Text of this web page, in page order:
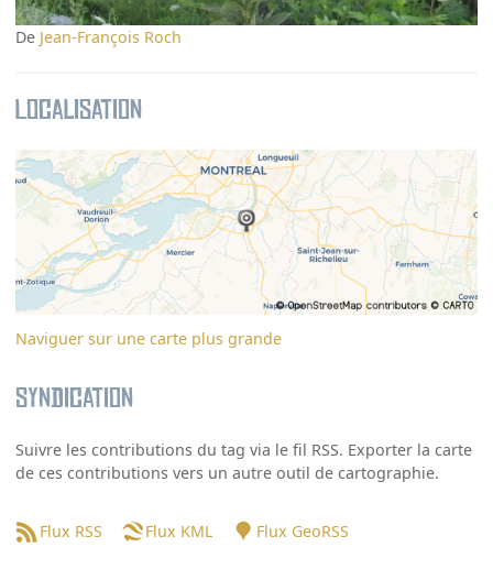
De Jean-François Roch
Localisation
Naviguer sur une carte plus grande
Syndication
Suivre les contributions du tag via le fil RSS. Exporter la carte
de ces contributions vers un autre outil de cartographie.
Flux RSS Flux KML Flux GeoRSS